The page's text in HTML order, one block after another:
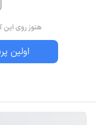
هنوز روی
اولین